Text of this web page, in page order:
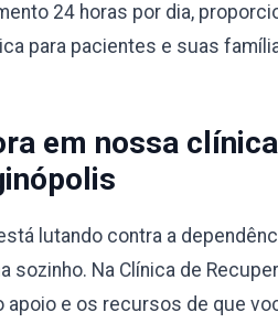
24 horas por dia,
para pacientes e suas
em nossa
lutando contra a
sozinho. Na Clínica de
e os recursos de que